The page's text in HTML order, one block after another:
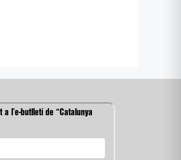
l’e-butlletí de “Catalunya